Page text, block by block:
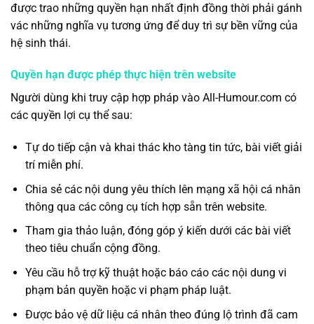
được trao những quyền hạn nhất định đồng thời phải gánh
vác những nghĩa vụ tương ứng để duy trì sự bền vững của
hệ sinh thái.
Quyền hạn được phép thực hiện trên website
Người dùng khi truy cập hợp pháp vào All-Humour.com có
các quyền lợi cụ thể sau:
Tự do tiếp cận và khai thác kho tàng tin tức, bài viết giải
trí miễn phí.
Chia sẻ các nội dung yêu thích lên mạng xã hội cá nhân
thông qua các công cụ tích hợp sẵn trên website.
Tham gia thảo luận, đóng góp ý kiến dưới các bài viết
theo tiêu chuẩn cộng đồng.
Yêu cầu hỗ trợ kỹ thuật hoặc báo cáo các nội dung vi
phạm bản quyền hoặc vi phạm pháp luật.
Được bảo vệ dữ liệu cá nhân theo đúng lộ trình đã cam